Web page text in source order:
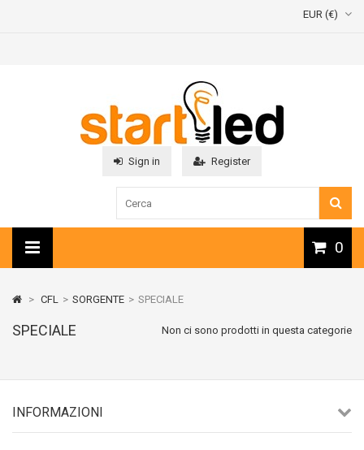
EUR (€)
Sign in Register
0
> CFL > SORGENTE > SPECIALE
SPECIALE Non ci sono prodotti in questa categorie
INFORMAZIONI